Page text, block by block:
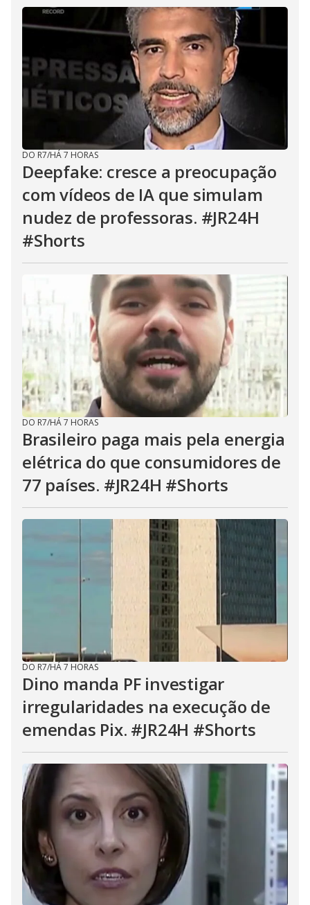
DO R7/HÁ 7 HORAS
Deepfake: cresce a preocupação
com vídeos de IA que simulam
nudez de professoras. #JR24H
#Shorts
DO R7/HÁ 7 HORAS
Brasileiro paga mais pela energia
elétrica do que consumidores de
77 países. #JR24H #Shorts
DO R7/HÁ 7 HORAS
Dino manda PF investigar
irregularidades na execução de
emendas Pix. #JR24H #Shorts